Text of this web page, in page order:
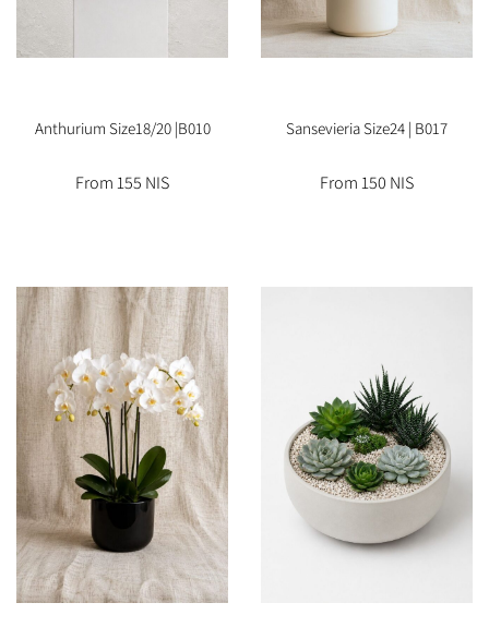
Sansevieria Size24 | B017
From 150 NIS
Anthurium Size18/20 |B010
From 155 NIS